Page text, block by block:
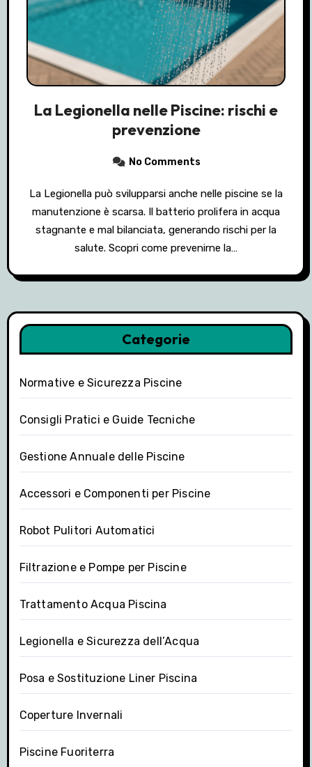
La Legionella nelle Piscine: rischi e
prevenzione
No Comments
La Legionella può svilupparsi anche nelle piscine se la
manutenzione è scarsa. Il batterio prolifera in acqua
stagnante e mal bilanciata, generando rischi per la
salute. Scopri come prevenirne la…
Categorie
Normative e Sicurezza Piscine
Consigli Pratici e Guide Tecniche
Gestione Annuale delle Piscine
Accessori e Componenti per Piscine
Robot Pulitori Automatici
Filtrazione e Pompe per Piscine
Trattamento Acqua Piscina
Legionella e Sicurezza dell’Acqua
Posa e Sostituzione Liner Piscina
Coperture Invernali
Piscine Fuoriterra